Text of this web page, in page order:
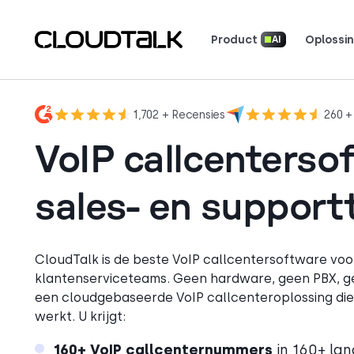
Product AI
1,702 + Recensies 260
VoIP
sales- en
CloudTalk is de beste VoIP callcentersoftware
klantenserviceteams. Geen hardware, geen PBX,
een cloudgebaseerde VoIP callcenteroplossing
werkt. U krijgt:
160+ VoIP callcenternummers in 160+